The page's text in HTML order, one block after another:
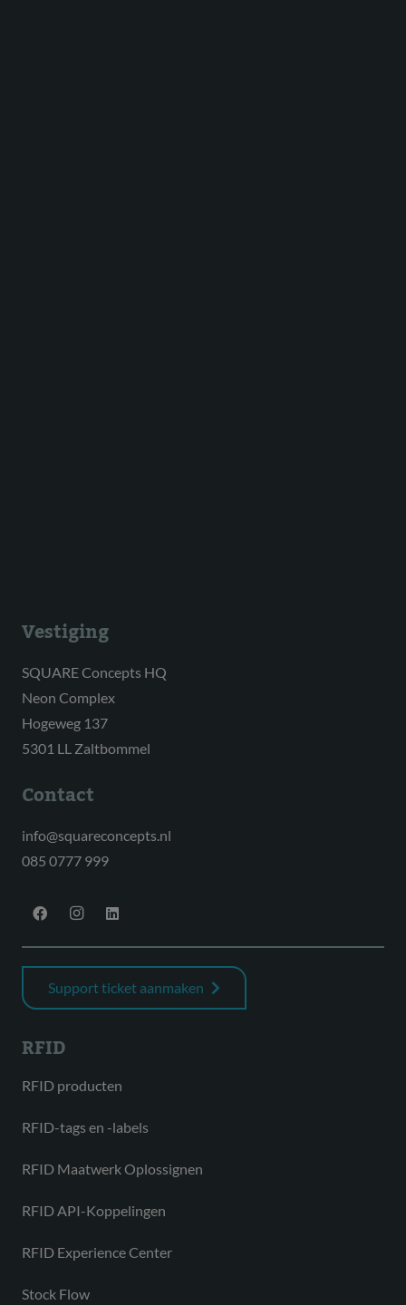
Vestiging
SQUARE Concepts HQ
Neon Complex
Hogeweg 137
5301 LL Zaltbommel
Contact
info@squareconcepts.nl
085 0777 999
Support ticket aanmaken
RFID
RFID producten
RFID-tags en -labels
RFID Maatwerk Oplossignen
RFID API-Koppelingen
RFID Experience Center
Stock Flow